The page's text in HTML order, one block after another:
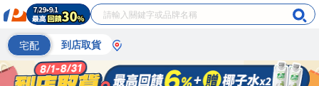
宅配 到店取貨